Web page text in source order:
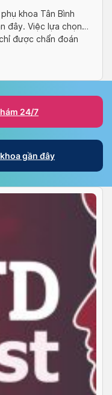
khoa Tân Bình
đây. Việc lựa chọn
được chẩn đoán
mà còn mang lại
24/7
gần đây